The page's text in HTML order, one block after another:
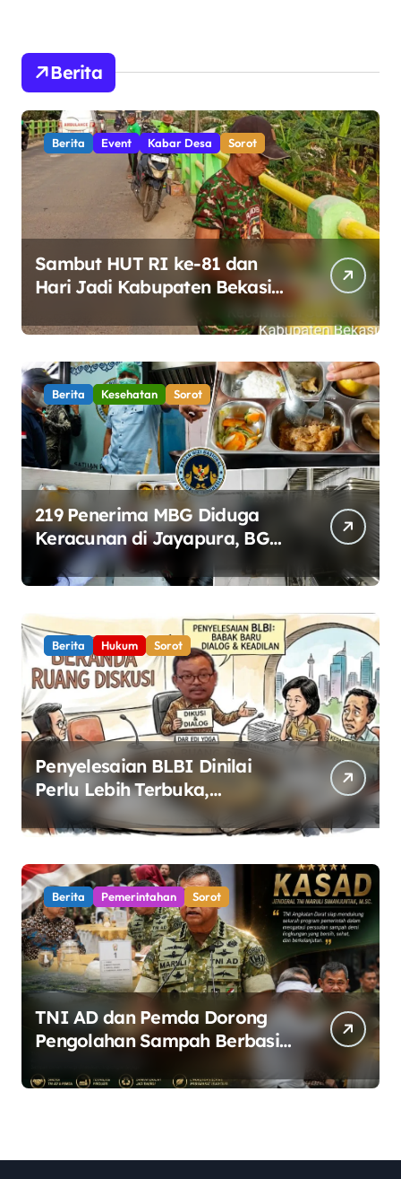
Berita
Berita Event Kabar Desa Sorot
Sambut HUT RI ke-81 dan
Hari Jadi Kabupaten Bekasi
ke-76, Pemdes Muara bakti
Gotong Royong Percantik
Jembatan CBL
Berita Kesehatan Sorot
219 Penerima MBG Diduga
Keracunan di Jayapura, BGN
Perketat Pengawasan
Keamanan Pangan
Berita Hukum Sorot
Penyelesaian BLBI Dinilai
Perlu Lebih Terbuka,
Pemerintah Diminta Buka
Ruang Dialog
Berita Pemerintahan Sorot
TNI AD dan Pemda Dorong
Pengolahan Sampah Berbasis